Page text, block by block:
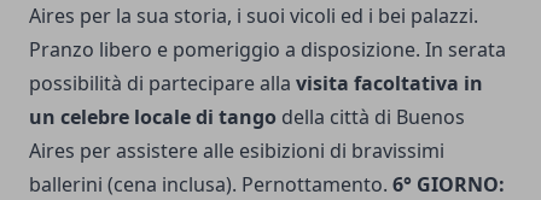
Aires per la sua storia, i suoi vicoli ed i bei palazzi.
Pranzo libero e pomeriggio a disposizione. In serata
possibilità di partecipare alla visita facoltativa in
un celebre locale di tango della città di Buenos
Aires per assistere alle esibizioni di bravissimi
ballerini (cena inclusa). Pernottamento. 6° GIORNO: